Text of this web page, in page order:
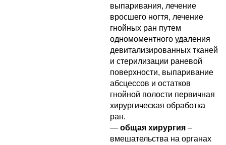
выпаривания, лечение
вросшего ногтя, лечение
гнойных ран путем
одномоментного удаления
девитализированных тканей
и стерилизации раневой
поверхности, выпаривание
абсцессов и остатков
гнойной полости первичная
хирургическая обработка
ран.
— общая хирургия –
вмешательства на органах